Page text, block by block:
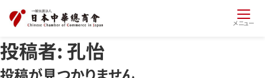
メニュー
投稿者: 孔怡